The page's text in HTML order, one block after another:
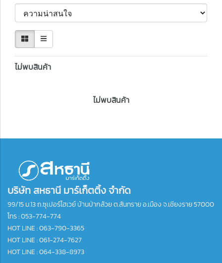
ไม่พบสินค้า
ไม่พบสินค้า
บริษัท สหธานี มาร์เก็ตติ้ง จำกัด
99/15 ม.13 ถ.ซุเปอร์ไฮเวย์ บ้านป่ากล้วย ต.สันทราย อ.เมือง จ.เชียงราย 57000
โทร :053-774-774
HOT LINE : 063-790-3365
HOT LINE : 061-274-7627
HOT LINE : 064-338-8973